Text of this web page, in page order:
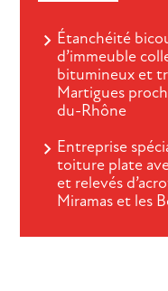
Étanchéité
d’immeuble
bitumineux et
Martigues
du-Rhône
Entreprise
toiture plate
et relevés
Miramas et les